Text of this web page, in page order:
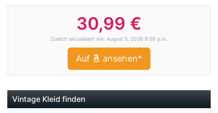
30,99 €
Zuletzt aktualisiert am: August 5, 2026 9:59 p.m.
Auf ansehen*
Vintage Kleid finden